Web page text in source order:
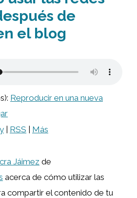
de
el blog
Reproducir en una nueva
RSS Más
Jáimez de
acerca de cómo utilizar las
compartir el contenido de tu